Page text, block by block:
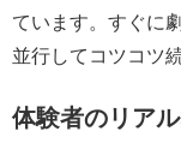
ています。すぐに
並行してコツコツ
体験者のリア